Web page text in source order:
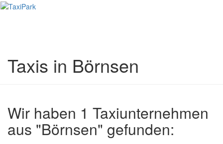
Taxis in Börnsen
Wir haben 1 Taxiunternehmen
aus "Börnsen" gefunden: